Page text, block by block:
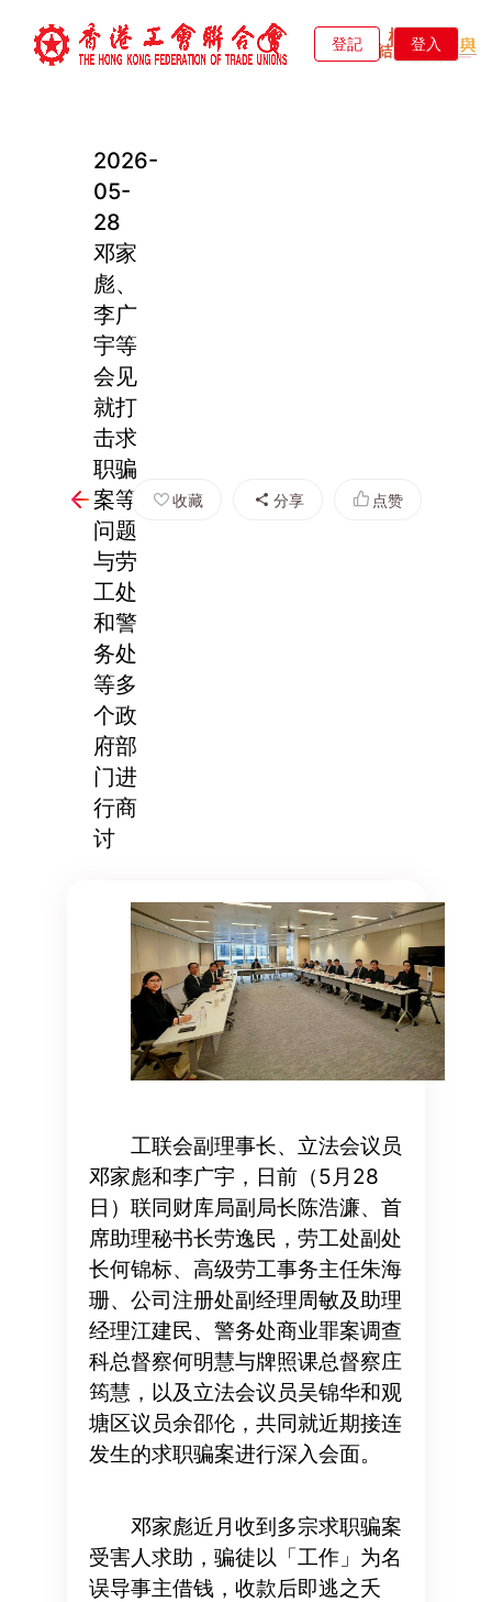
登記 登入
2026-
05-
28
邓家
彪、
李广
宇等
会见
就打
击求
职骗
案等
问题
与劳
工处
和警
务处
等多
个政
府部
门进
行商
讨
收藏 分享 点赞
工联会副理事长、立法会议员
邓家彪和李广宇，日前（5月28
日）联同财库局副局长陈浩濂、首
席助理秘书长劳逸民，劳工处副处
长何锦标、高级劳工事务主任朱海
珊、公司注册处副经理周敏及助理
经理江建民、警务处商业罪案调查
科总督察何明慧与牌照课总督察庄
筠慧，以及立法会议员吴锦华和观
塘区议员余邵伦，共同就近期接连
发生的求职骗案进行深入会面。
邓家彪近月收到多宗求职骗案
受害人求助，骗徒以「工作」为名
误导事主借钱，收款后即逃之夭